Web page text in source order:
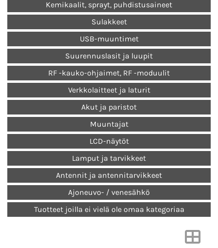
Kemikaalit, sprayt, puhdistusaineet
Sulakkeet
USB-muuntimet
Suurennuslasit ja luupit
RF -kauko-ohjaimet, RF -moduulit
Verkkolaitteet ja laturit
Akut ja paristot
Muuntajat
LCD-näytöt
Lamput ja tarvikkeet
Antennit ja antennitarvikkeet
Ajoneuvo- / venesähkö
Tuotteet joilla ei vielä ole omaa kategoriaa